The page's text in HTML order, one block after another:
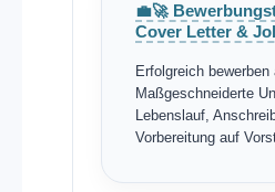
💼🚀
Cover Letter &
Erfolgreich
Maßgeschneiderte
Lebenslauf,
Vorbereitung auf